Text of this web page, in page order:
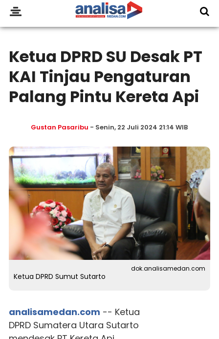
Ketua DPRD SU Desak PT
KAI Tinjau Pengaturan
Palang Pintu Kereta Api
Gustan Pasaribu - Senin, 22 Juli 2024 21:14 WIB
dok.analisamedan.com
Ketua DPRD Sumut Sutarto
analisamedan.com -- Ketua
DPRD Sumatera Utara Sutarto